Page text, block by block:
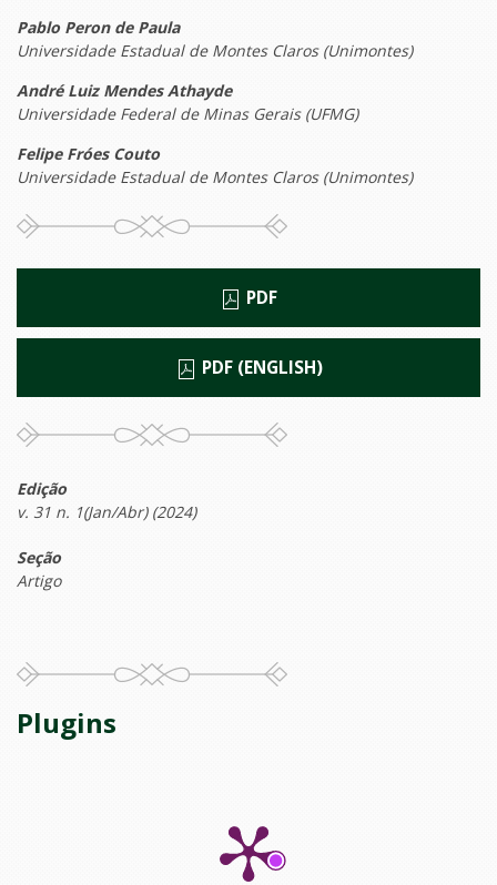
Pablo Peron de Paula
Universidade Estadual de Montes Claros (Unimontes)
André Luiz Mendes Athayde
Universidade Federal de Minas Gerais (UFMG)
Felipe Fróes Couto
Universidade Estadual de Montes Claros (Unimontes)
PDF
PDF (ENGLISH)
Edição
v. 31 n. 1(Jan/Abr) (2024)
Seção
Artigo
Plugins